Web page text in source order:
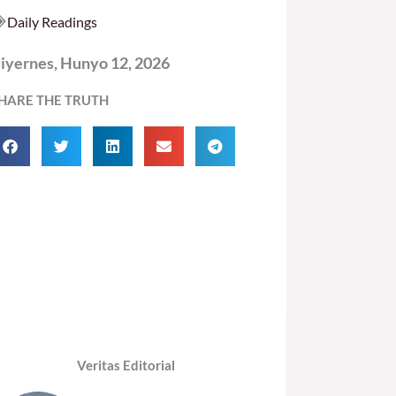
Daily Readings
Hunyo 12, 2026
THE TRUTH
Veritas Editorial